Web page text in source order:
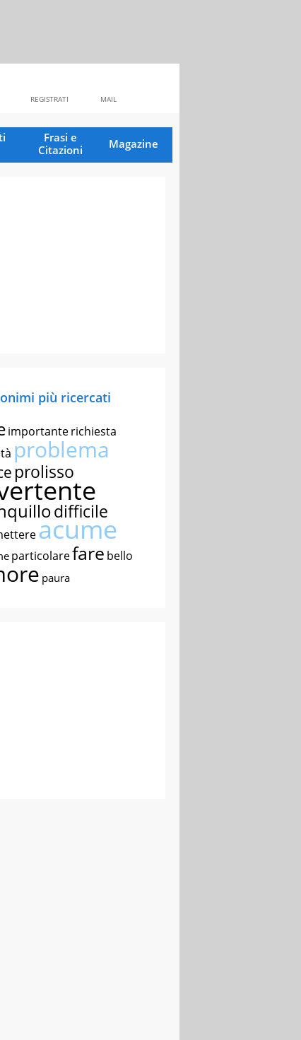
MAIL
REGISTRATI
Frasi e
Citazioni
Magazine
più ricercati
importanterichiesta
problema
prolisso
difficile
acume
particolarefare bello
paura